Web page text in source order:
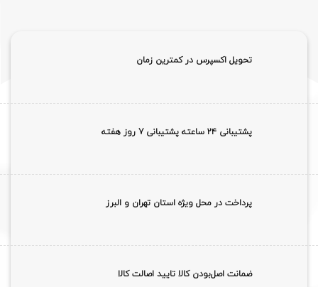
تحویل اکسپرس در کمترین زمان
پشتیبانی ۲۴ ساعته پشتیبانی 7 روز هفته
پرداخت در محل ویژه استان تهران و البرز
ضمانت اصل‌بودن کالا تایید اصالت کالا